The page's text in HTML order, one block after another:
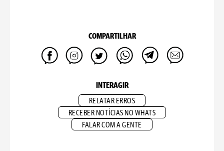
COMPARTILHAR
INTERAGIR
RELATAR ERROS
RECEBER NOTÍCIAS NO WHATS
FALAR COM A GENTE